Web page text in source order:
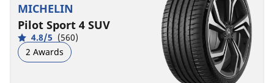
MICHELIN
Pilot Sport 4 SUV
4.8/5 (560)
2 Awards